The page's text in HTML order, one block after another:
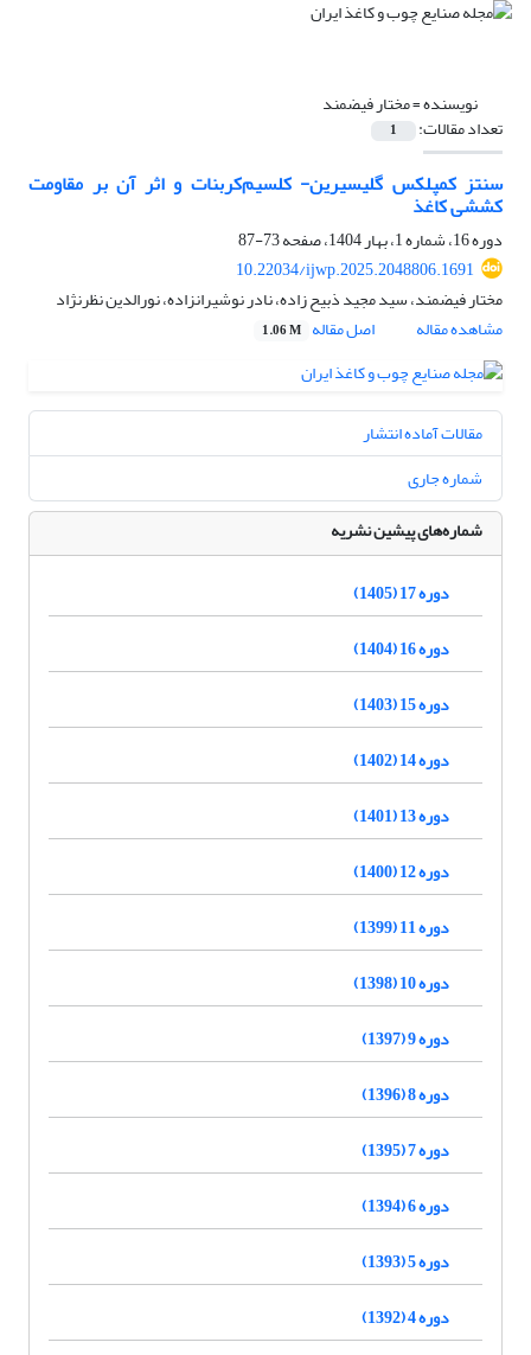
نویسنده =مختار فیضمند
تعداد مقالات: 1
سنتز کمپلکس گلیسیرین- کلسیم‌کربنات و اثر آن بر مقاومت
کششی کاغذ
دوره 16، شماره 1، بهار 1404، صفحه
73-87
10.22034/ijwp.2025.2048806.1691
مختار فیضمند، سید مجید ذبیح زاده، نادر نوشیرانزاده، نورالدین نظرنژاد
مشاهده مقاله
اصل مقاله 1.06 M
مقالات آماده انتشار
شماره جاری
شماره‌های پیشین نشریه
دوره 17 (1405)
دوره 16 (1404)
دوره 15 (1403)
دوره 14 (1402)
دوره 13 (1401)
دوره 12 (1400)
دوره 11 (1399)
دوره 10 (1398)
دوره 9 (1397)
دوره 8 (1396)
دوره 7 (1395)
دوره 6 (1394)
دوره 5 (1393)
دوره 4 (1392)